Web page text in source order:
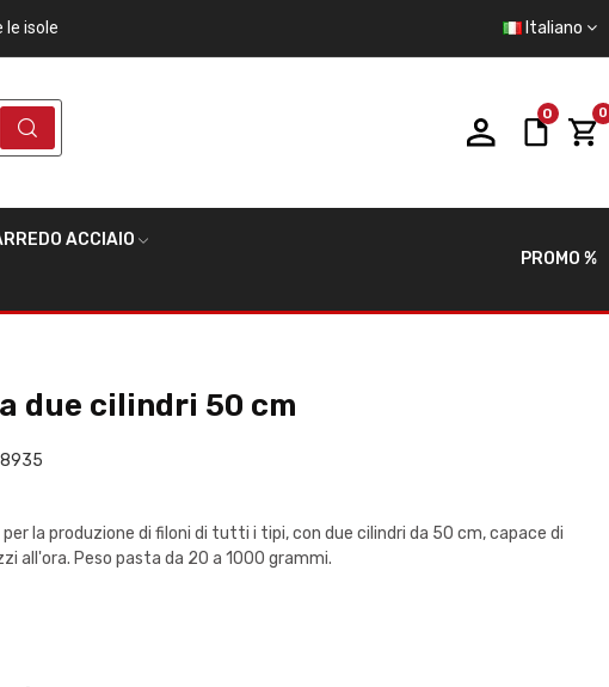
le isole Italiano
0 0
ACCIAIO
PROMO %
due cilindri 50 cm
la produzione di filoni di tutti i tipi, con due cilindri da 50 cm, capace di
all'ora. Peso pasta da 20 a 1000 grammi.